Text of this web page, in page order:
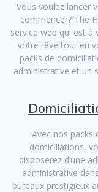
Vous voulez lancer
commencer? The
service web qui est
votre rêve tout en
packs de
administrative et un
Avec nos packs
domiciliations,
disposerez d’une
administrative
bureaux prestigieux